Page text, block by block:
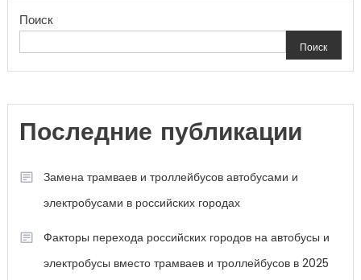
Поиск
Поиск
Последние публикации
Замена трамваев и троллейбусов автобусами и
электробусами в российских городах
Факторы перехода российских городов на автобусы и
электробусы вместо трамваев и троллейбусов в 2025